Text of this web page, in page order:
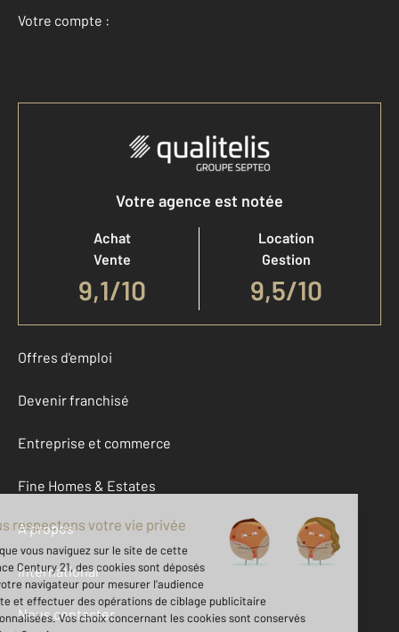
Votre compte :
Accéder à mon compte
Votre agence est notée
Achat
Vente
9,1/10
Location
Gestion
9,5/10
Offres d'emploi
Devenir franchisé
Entreprise et commerce
Fine Homes & Estates
À propos
International
Nous contacter